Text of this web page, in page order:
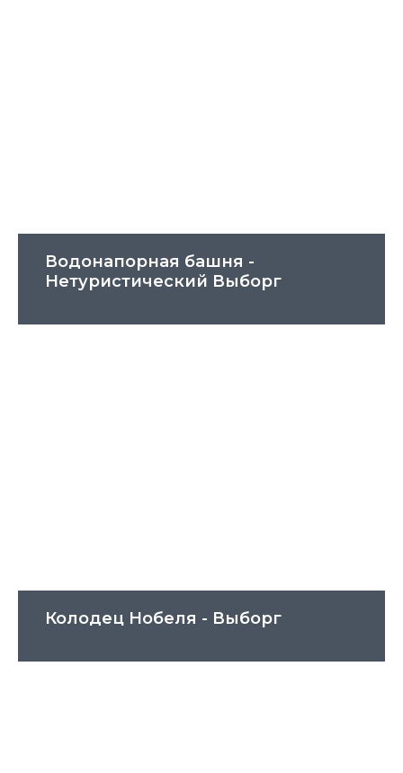
Водонапорная башня -
Нетуристический Выборг
Колодец Нобеля - Выборг